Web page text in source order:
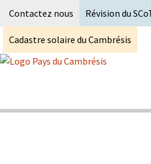
Contactez nous Révision du
Cadastre solaire du Cambrésis